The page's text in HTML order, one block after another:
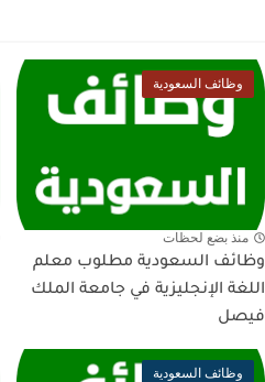
وظائف السعودية
منذ بضع لحظات
وظائف السعودية مطلوب معلم
اللغة الإنجليزية في جامعة الملك
فيصل
وظائف السعودية